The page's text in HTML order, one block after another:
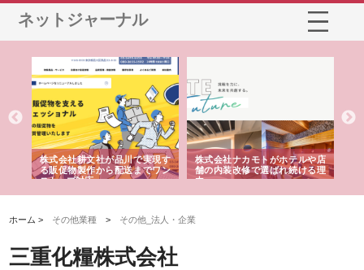
ネットジャーナル
株式会社耕文社が品川で実現す
る販促物製作から配送までワン
ストップ対応
株式会社ナカモトがホテルや店
舗の内装改修で選ばれ続ける理
由
ホーム > その他業種 > その他_法人・企業
三重化糧株式会社